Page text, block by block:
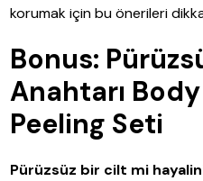
korumak için bu önerileri
Bonus:
Anahtarı
Peeling Seti
Pürüzsüz bir cilt mi